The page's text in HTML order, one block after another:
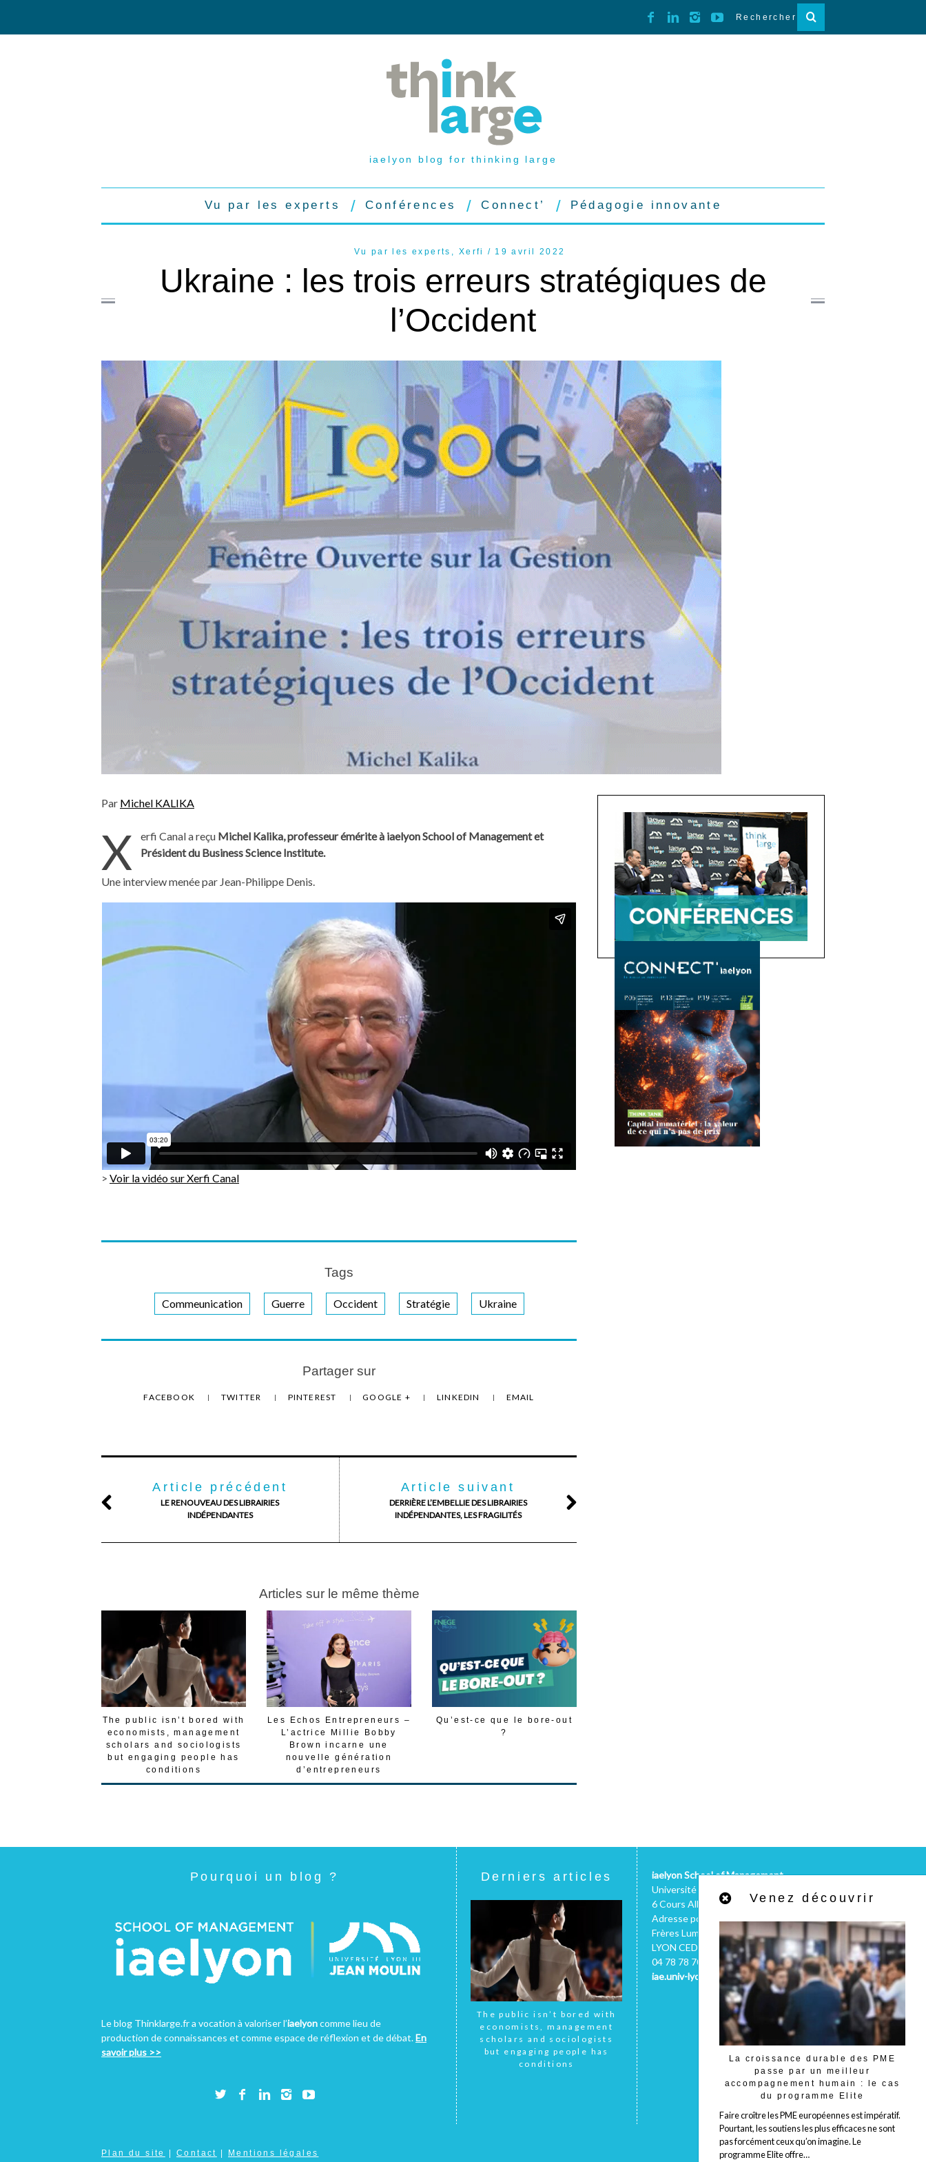
iaelyon blog for thinking large
Vu par les experts Conférences Connect’ Pédagogie innovante
Vu par les experts , Xerfi 19 avril 2022
Ukraine : les trois erreurs stratégiques de
l’Occident
Par Michel KALIKA
X erfi Canal a reçu Michel Kalika, professeur émérite à iaelyon School of Management et
Président du Business Science Institute.
Une interview menée par Jean-Philippe Denis.
> Voir la vidéo sur Xerfi Canal
Tags
Commeunication Guerre Occident Stratégie Ukraine
Partager sur
FACEBOOK TWITTER PINTEREST GOOGLE + LINKEDIN EMAIL
Article précédent
LE RENOUVEAU DES LIBRAIRIES
INDÉPENDANTES
Article suivant
DERRIÈRE L’EMBELLIE DES LIBRAIRIES
INDÉPENDANTES, LES FRAGILITÉS
Articles sur le même thème
The public isn’t bored with
economists, management
scholars and sociologists
but engaging people has
conditions
Les Echos Entrepreneurs –
L’actrice Millie Bobby
Brown incarne une
nouvelle génération
d’entrepreneurs
Qu’est-ce que le bore-out
?
Venez découvrir
La croissance durable des PME
passe par un meilleur
accompagnement humain : le cas
du programme Elite
Faire croître les PME européennes est impératif.
Pourtant, les soutiens les plus efficaces ne sont
pas forcément ceux qu’on imagine. Le
programme Elite offre…
Pourquoi un blog ?
Le blog Thinklarge.fr a vocation à valoriser l’iaelyoncomme lieu de
production de connaissances et comme espace de réflexion et de débat.En
savoir plus >>
Derniers articles
The public isn’t bored with
economists, management
scholars and sociologists
but engaging people has
conditions
iaelyon School of Management
Université Jean Moulin
6 Cours Albert Thomas - 69008 LYON
Adresse postale : 1C, avenue des
Frères Lumière - CS 78242 - 69372
LYON CEDEX 08 (FRANCE)
04 78 78 70 66
iae.univ-lyon3.fr
Plan du site |Contact | Mentions légales Haut de page